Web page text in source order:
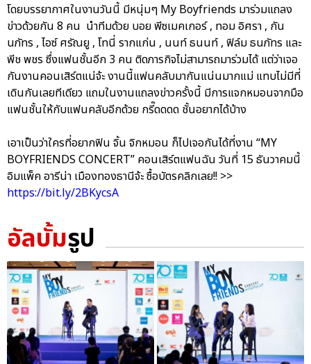
โดยบรรยากาศในงานวันนี้ มีหนุ่มๆ My Boyfriends มาร่วมแถลง
ข่าวด้วยกัน 8 คน นำทีมด้วย บอย พีซเมคเกอร์ , ทอม อิศรา , กัน
นภัทร , ไอซ์ ศรัณยู , โทนี่ รากแก่น , นนท์ ธนนท์ , ฟิล์ม ธนภัทร และ
พีช พชร ซึ่งแฟนชั้นอีก 3 คน ติดภารกิจไม่สามารถมาร่วมได้ แต่ว่าเจอ
กันงานคอนเสิร์ตแน่จ้ะ งานนี้แฟนคลับมากันแน่นมากแม่ แทบไม่มีที่
เดินกันเลยทีเดียว แถมในงานแถลงข่าวครั้งนี้ มีการแจกหมอนจากมือ
แฟนชั้นให้กับแฟนคลับอีกด้วย กรี๊ดดดด ชั้นอยากได้บ้าง
เอาเป็นว่าใครที่อยากฟิน จิ้น จิกหมอน ก็ไปเจอกันได้ที่งาน “MY
BOYFRIENDS CONCERT” คอนเสิร์ตแฟนฉัน วันที่ 15 ธันวาคมนี้
อิมแพ็ค อารีน่า เมืองทองธานีจ้ะ ซื้อบัตรคลิกเลย!! >>
https://bit.ly/2BKycsA
อัลบั้มรูป